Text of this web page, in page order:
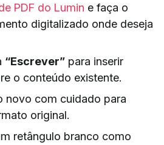
PDF do Lumin e faça o
digitalizado onde deseja
“Escrever” para inserir
o conteúdo existente.
novo com cuidado para
original.
retângulo branco como